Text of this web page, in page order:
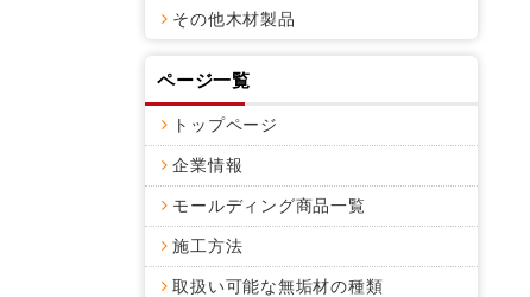
その他木材製品
ページ一覧
トップページ
企業情報
モールディング商品一覧
施工方法
取扱い可能な無垢材の種類